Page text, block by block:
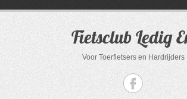
Fietsclub Ledig
Voor Toerfietsers en Hardrijders